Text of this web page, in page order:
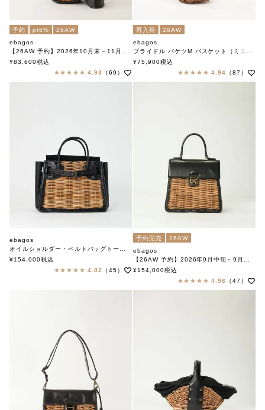
予約 pt6%
26AW
ebagos
【26AW 予約】2026年10月末～11月中旬頃入荷予定
フニュ シュリンク・ボディバッグＳ (マロングラッセ）
¥83,600税込
4.93
（69）
再入荷
26AW
ebagos
ブライドル バケツM バスケット（ミニバーキン）BLACK
エバゴス
¥75,900税込
4.94
（87）
ebagos
オイルショルダー・ベルトバッグトート型 BLACK（スタイリストバッグ）
エバゴス
¥154,000税込
4.82
（45）
予約完売
26AW
ebagos
【26AW 予約】2026年9月中旬～9月下旬頃入荷予定
カーフ・ハンドバッグ M（かっちりバッグ/カーフケリー）カーフレザー×紅籐 BLACK
¥154,000税込
4.96
（47）